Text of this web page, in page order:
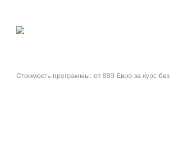
Стоимость программы: от 880 Евро за курс без